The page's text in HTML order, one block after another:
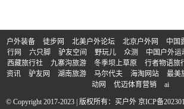
户外装备 徒步网 北美户外论坛 北京户外网 中国
行网
六只脚 驴友空间 野玩儿 众测 中国户外运
西藏旅行社
九寨沟旅游 冬季坝上草原 行者物语旅
资讯
驴友网 湖南旅游 马尔代夫 海淘网站 最美
动网
优迈体育营销 ai
© Copyright 2017-2023 | 版权所有：买户外 京ICP备